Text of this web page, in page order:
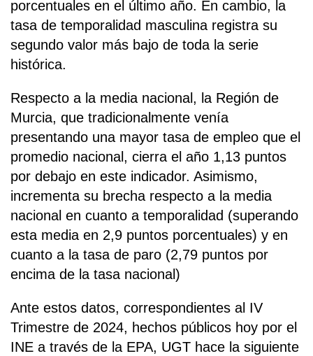
porcentuales en el último año. En cambio, la
tasa de temporalidad masculina registra su
segundo valor más bajo de toda la serie
histórica.
Respecto a la media nacional, la Región de
Murcia, que tradicionalmente venía
presentando una mayor tasa de empleo que el
promedio nacional, cierra el año 1,13 puntos
por debajo en este indicador. Asimismo,
incrementa su brecha respecto a la media
nacional en cuanto a temporalidad (superando
esta media en 2,9 puntos porcentuales) y en
cuanto a la tasa de paro (2,79 puntos por
encima de la tasa nacional)
Ante estos datos, correspondientes al IV
Trimestre de 2024, hechos públicos hoy por el
INE a través de la EPA, UGT hace la siguiente